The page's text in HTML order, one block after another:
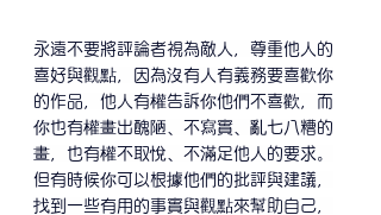
永遠不要將評論者視為敵人，尊重他人的
喜好與觀點，因為沒有人有義務要喜歡你
的作品，他人有權告訴你他們不喜歡，而
你也有權畫出醜陋、不寫實、亂七八糟的
畫，也有權不取悅、不滿足他人的要求。
但有時候你可以根據他們的批評與建議，
找到一些有用的事實與觀點來幫助自己，